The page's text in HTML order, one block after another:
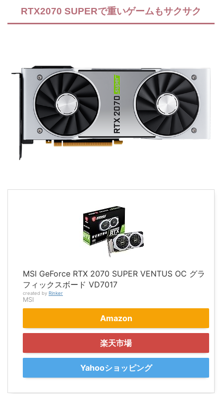
RTX2070 SUPERで重いゲームもサクサク
MSI GeForce RTX 2070 SUPER VENTUS OC グラ
フィックスボード VD7017
created by Rinker
MSI
Amazon
楽天市場
Yahooショッピング